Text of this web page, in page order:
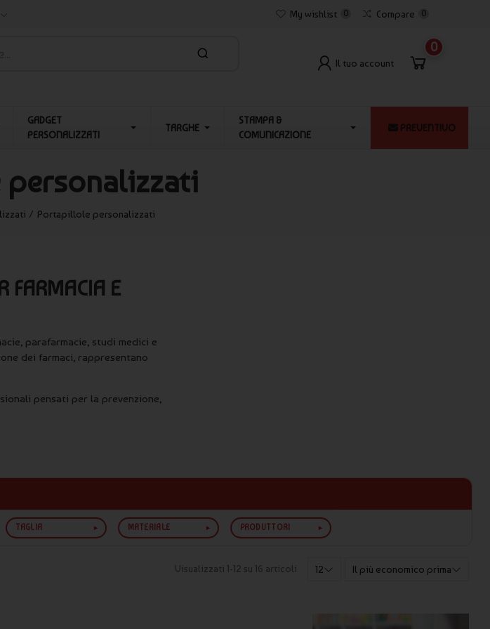
My wishlist 0 Compare 0
Il tuo account
0
GADGET
PERSONALIZZATI
TARGHE
STAMPA &
COMUNICAZIONE
PREVENTIVO
Portapillole personalizzati
FARMACIA E
parafarmacie, studi medici e
dei farmaci, rappresentano
pensati per la prevenzione,
o settimanali dei
una soluzione pratica
TAGLIA MATERIALE PRODUTTORI
Visualizzati 1-12 su 16 articoli 12 Il più economico prima